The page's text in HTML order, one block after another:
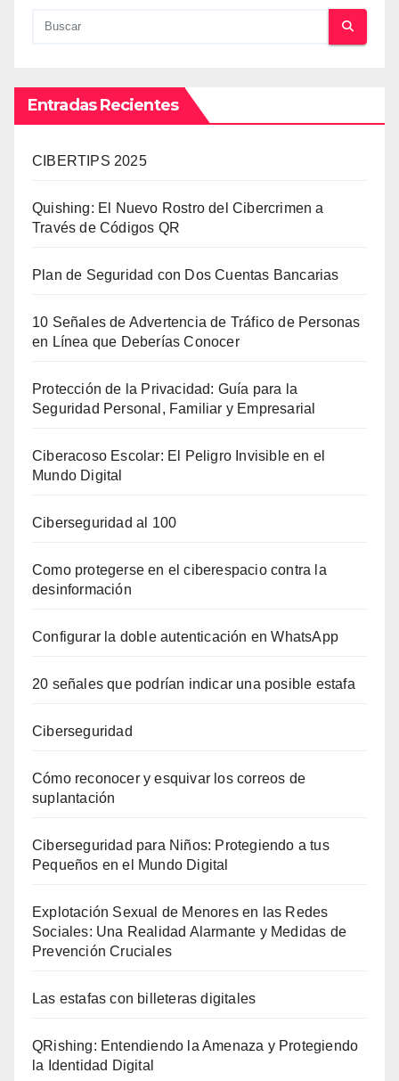
Entradas Recientes
CIBERTIPS 2025
Quishing: El Nuevo Rostro del Cibercrimen a
Través de Códigos QR
Plan de Seguridad con Dos Cuentas Bancarias
10 Señales de Advertencia de Tráfico de Personas
en Línea que Deberías Conocer
Protección de la Privacidad: Guía para la
Seguridad Personal, Familiar y Empresarial
Ciberacoso Escolar: El Peligro Invisible en el
Mundo Digital
Ciberseguridad al 100
Como protegerse en el ciberespacio contra la
desinformación
Configurar la doble autenticación en WhatsApp
20 señales que podrían indicar una posible estafa
Ciberseguridad
Cómo reconocer y esquivar los correos de
suplantación
Ciberseguridad para Niños: Protegiendo a tus
Pequeños en el Mundo Digital
Explotación Sexual de Menores en las Redes
Sociales: Una Realidad Alarmante y Medidas de
Prevención Cruciales
Las estafas con billeteras digitales
QRishing: Entendiendo la Amenaza y Protegiendo
la Identidad Digital